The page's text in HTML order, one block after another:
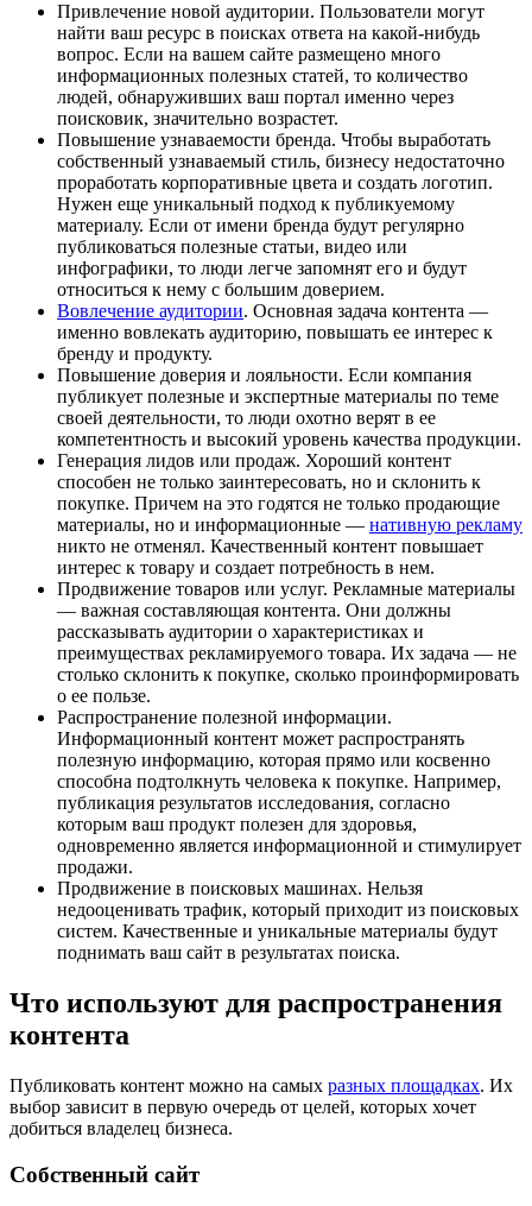
Привлечение новой аудитории. Пользователи могут
найти ваш ресурс в поисках ответа на какой-нибудь
вопрос. Если на вашем сайте размещено много
информационных полезных статей, то количество
людей, обнаруживших ваш портал именно через
поисковик, значительно возрастет.
Повышение узнаваемости бренда. Чтобы выработать
собственный узнаваемый стиль, бизнесу недостаточно
проработать корпоративные цвета и создать логотип.
Нужен еще уникальный подход к публикуемому
материалу. Если от имени бренда будут регулярно
публиковаться полезные статьи, видео или
инфографики, то люди легче запомнят его и будут
относиться к нему с большим доверием.
Вовлечение аудитории. Основная задача контента —
именно вовлекать аудиторию, повышать ее интерес к
бренду и продукту.
Повышение доверия и лояльности. Если компания
публикует полезные и экспертные материалы по теме
своей деятельности, то люди охотно верят в ее
компетентность и высокий уровень качества продукции.
Генерация лидов или продаж. Хороший контент
способен не только заинтересовать, но и склонить к
покупке. Причем на это годятся не только продающие
материалы, но и информационные — нативную рекламу
никто не отменял. Качественный контент повышает
интерес к товару и создает потребность в нем.
Продвижение товаров или услуг. Рекламные материалы
— важная составляющая контента. Они должны
рассказывать аудитории о характеристиках и
преимуществах рекламируемого товара. Их задача — не
столько склонить к покупке, сколько проинформировать
о ее пользе.
Распространение полезной информации.
Информационный контент может распространять
полезную информацию, которая прямо или косвенно
способна подтолкнуть человека к покупке. Например,
публикация результатов исследования, согласно
которым ваш продукт полезен для здоровья,
одновременно является информационной и стимулирует
продажи.
Продвижение в поисковых машинах. Нельзя
недооценивать трафик, который приходит из поисковых
систем. Качественные и уникальные материалы будут
поднимать ваш сайт в результатах поиска.
Что используют для распространения
контента
Публиковать контент можно на самых разных площадках. Их
выбор зависит в первую очередь от целей, которых хочет
добиться владелец бизнеса.
Собственный сайт